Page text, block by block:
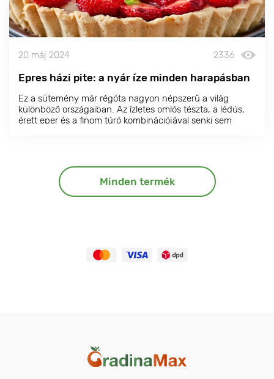
20 máj 2024 2336
Epres házi pite: a nyár íze minden harapásban
Ez a sütemény már régóta nagyon népszerű a világ
különböző országaiban. Az ízletes omlós tészta, a lédús,
érett eper és a finom túró kombinációjával senki sem
Minden termék